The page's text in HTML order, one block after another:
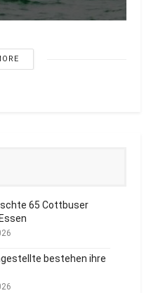
65 Cottbuser
bestehen ihre